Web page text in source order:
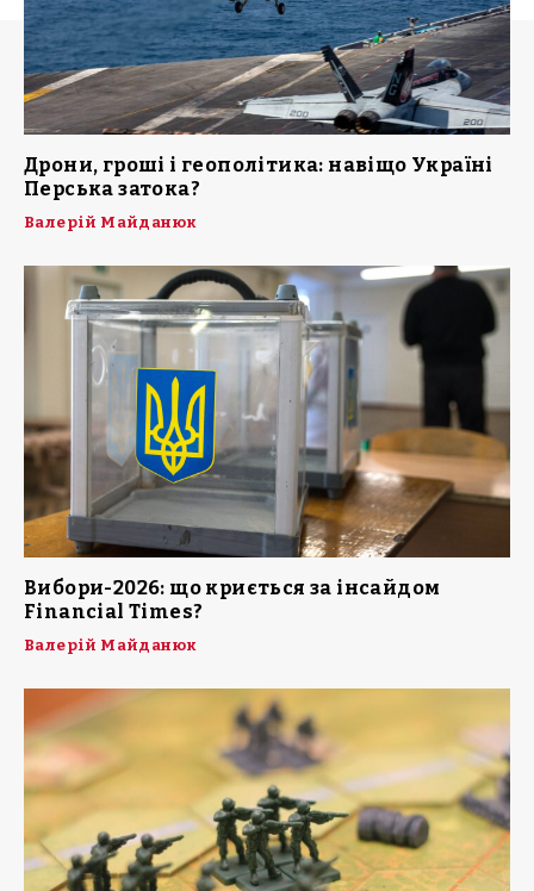
Дрони, гроші і геополітика: навіщо Україні
Перська затока?
Валерій Майданюк
Вибори-2026: що криється за інсайдом
Financial Times?
Валерій Майданюк